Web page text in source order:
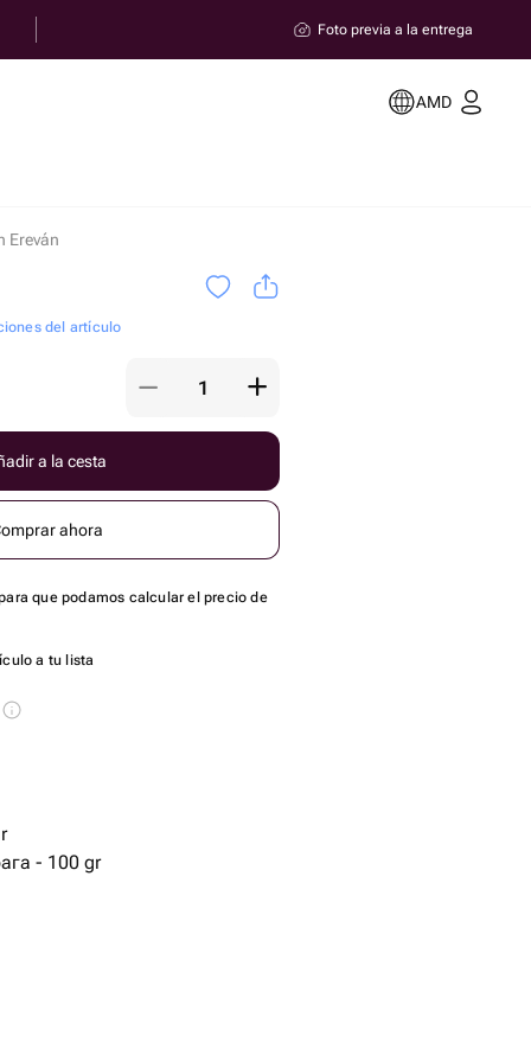
Foto previa a la entrega
AMD
Ereván
del artículo
a la cesta
ahora
que podamos calcular el precio de
a tu lista
- 100 gr